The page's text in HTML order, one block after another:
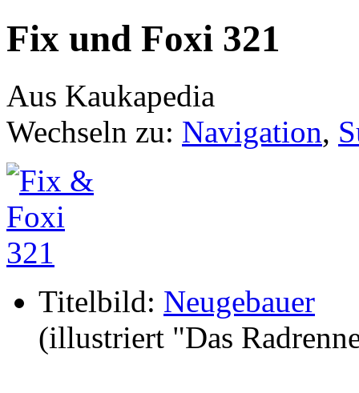
Fix und Foxi 321
Aus Kaukapedia
Wechseln zu: Navigation,
Titelbild: Neugebauer
(illustriert "Das